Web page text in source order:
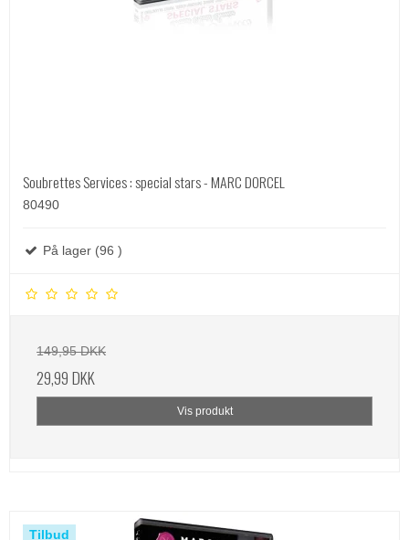
Soubrettes Services : special stars - MARC DORCEL
80490
På lager (96 )
149,95 DKK
29,99 DKK
Vis produkt
Tilbud